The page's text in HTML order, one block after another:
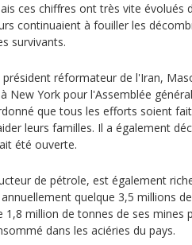
ces chiffres ont très vite évolués
continuaient à fouiller les
survivants.
président réformateur de l'Iran,
New York pour l'Assemblée
que tous les efforts soient
leurs familles. Il a également
été ouverte.
de pétrole, est également
quelque 3,5 millions
1,8 million de tonnes de ses mines
dans les aciéries du pays.